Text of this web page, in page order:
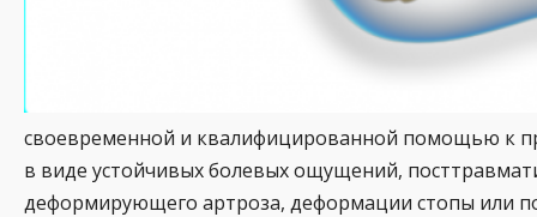
своевременной и квалифицированной помощью к
в виде устойчивых болевых ощущений,
деформирующего артроза, деформации стопы или